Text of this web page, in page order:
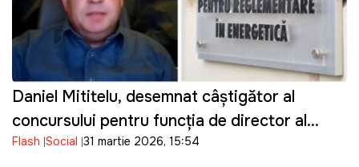
Daniel Mititelu, desemnat câștigător al
concursului pentru funcția de director al
ANRE
Flash Social 31 martie 2026, 15:54